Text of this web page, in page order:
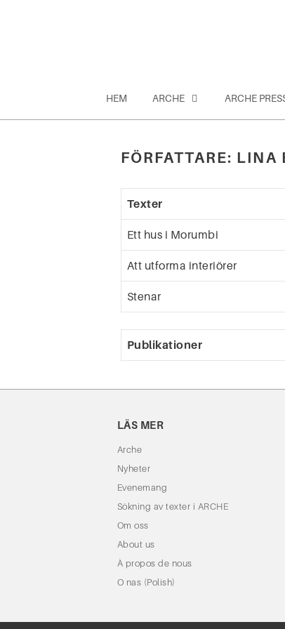
HEM ARCHE ARCHE
FÖRFATTARE: LINA
Texter
Ett hus i Morumbi
Att utforma interiörer
Stenar
Publikationer
LÄS MER
Arche
Nyheter
Evenemang
Sökning av texter i ARCHE
Om oss
About us
À propos de nous
O nas (Polish)